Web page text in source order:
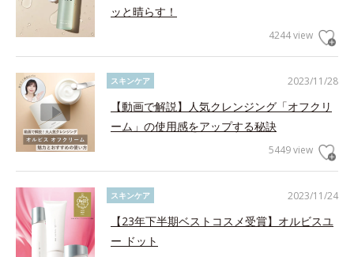
ッと晴らす！
4244 view
2023/11/28
スキンケア
【動画で解説】人気クレンジング「オフクリ
ーム」の使用感をアップする秘訣
5449 view
2023/11/24
スキンケア
【23年下半期ベストコスメ受賞】オルビスユ
ー ドット